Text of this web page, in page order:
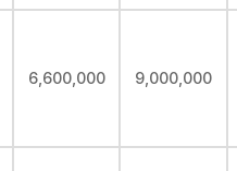
6,600,000 9,000,000